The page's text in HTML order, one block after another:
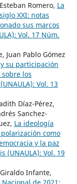
Romero, La
XXI: notas
sus marcos
Vol. 17 Núm.
Juan Pablo Gómez
su participación
los
Vol. 13
Díaz-Pérez,
Sanchez-
La ideología
como
y la paz
(UNAULA): Vol. 19
Infante,